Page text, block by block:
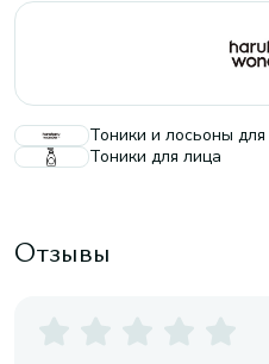
Тоники и лосьоны
Тоники для лица
Отзывы